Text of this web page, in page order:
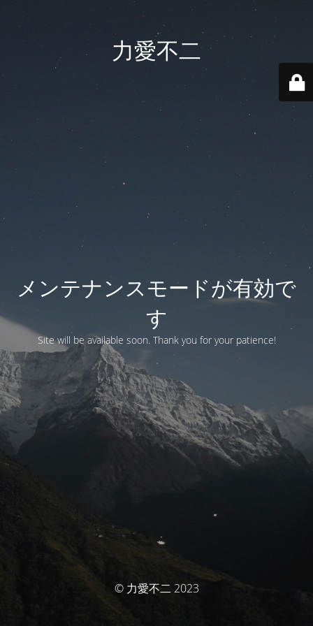
力愛不二
メンテナンスモードが有効で
す
Site will be available soon. Thank you for your patience!
© 力愛不二 2023